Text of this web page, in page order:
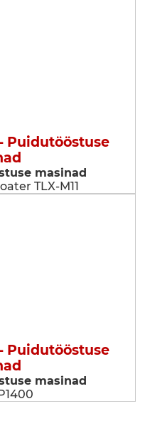
Puidutööstuse
masinad
TLX-M11
Puidutööstuse
masinad